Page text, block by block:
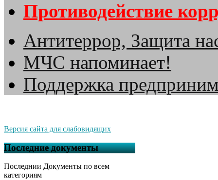
Противодействие
Антитеррор, Защита
МЧС напоминает!
Поддержка
Версия сайта для слабовидящих
Последние документы
Последнии Документы по всем
категориям